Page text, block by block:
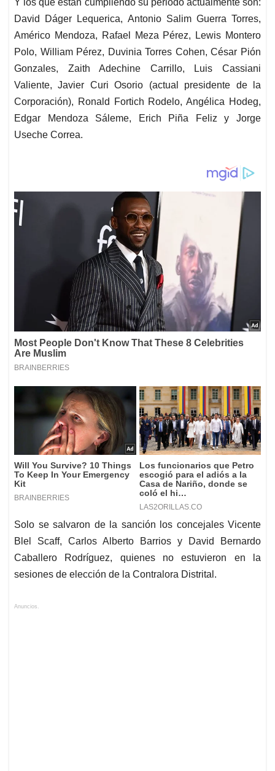
Y los que están cumpliendo su periodo actualmente son:
David Dáger Lequerica, Antonio Salim Guerra Torres,
Américo Mendoza, Rafael Meza Pérez, Lewis Montero
Polo, William Pérez, Duvinia Torres Cohen, César Pión
Gonzales, Zaith Adechine Carrillo, Luis Cassiani
Valiente, Javier Curi Osorio (actual presidente de la
Corporación), Ronald Fortich Rodelo, Angélica Hodeg,
Edgar Mendoza Sáleme, Erich Piña Feliz y Jorge
Useche Correa.
Solo se salvaron de la sanción los concejales Vicente
Blel Scaff, Carlos Alberto Barrios y David Bernardo
Caballero Rodríguez, quienes no estuvieron en la
sesiones de elección de la Contralora Distrital.
Anuncios.